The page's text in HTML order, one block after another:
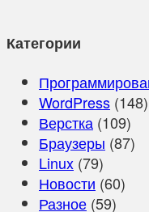
Категории
WordPress (148)
Верстка (109)
Браузеры (87)
Linux (79)
Новости (60)
Разное (59)